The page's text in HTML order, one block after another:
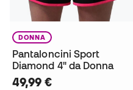
DONNA
Pantaloncini Sport
Diamond 4" da Donna
49,99 €